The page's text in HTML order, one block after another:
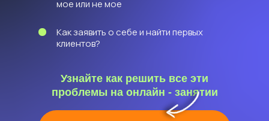
Как заявить о себе и найти первых
клиентов?
мое или не мое
Узнайте как решить все эти
проблемы на онлайн - занятии